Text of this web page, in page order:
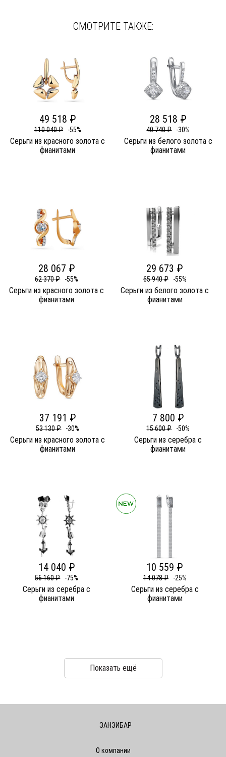
СМОТРИТЕ ТАКЖЕ:
49 518 ₽
110 040 ₽ -55%
Серьги из красного золота c
фианитами
28 518 ₽
40 740 ₽ -30%
Серьги из белого золота c
фианитами
28 067 ₽
62 370 ₽ -55%
Серьги из красного золота c
фианитами
29 673 ₽
65 940 ₽ -55%
Серьги из белого золота c
фианитами
37 191 ₽
53 130 ₽ -30%
Серьги из красного золота c
фианитами
7 800 ₽
15 600 ₽ -50%
Серьги из серебра c
фианитами
14 040 ₽
56 160 ₽ -75%
Серьги из серебра c
фианитами
10 559 ₽
14 078 ₽ -25%
Серьги из серебра c
фианитами
Показать ещё
ЗАНЗИБАР
О компании